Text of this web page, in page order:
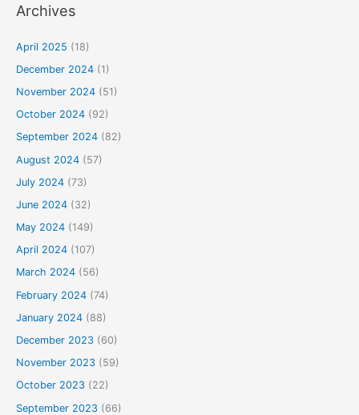
Archives
April 2025 (18)
December 2024(1)
November 2024(51)
October 2024(92)
September 2024(82)
August 2024(57)
July 2024(73)
June 2024(32)
May 2024(149)
April 2024(107)
March 2024(56)
February 2024(74)
January 2024(88)
December 2023(60)
November 2023(59)
October 2023(22)
September 2023(66)